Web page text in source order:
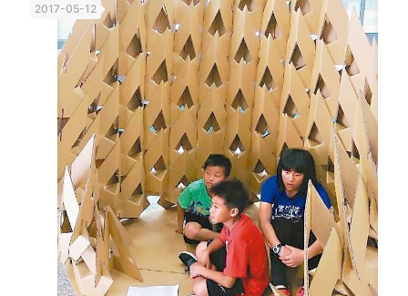
2017-05-12